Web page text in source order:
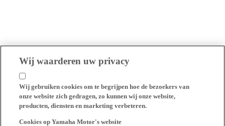
Wij waarderen uw privacy
Wij gebruiken cookies om te begrijpen hoe de bezoekers van
onze website zich gedragen, zo kunnen wij onze website,
producten, diensten en marketing verbeteren.
Cookies op Yamaha Motor's website